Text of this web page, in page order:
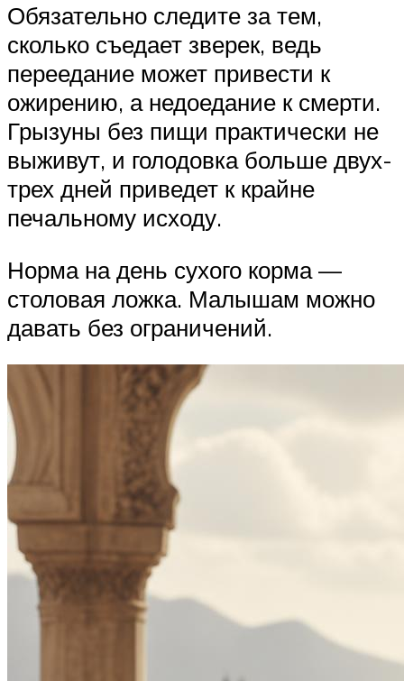
Обязательно следите за тем,
сколько съедает зверек, ведь
переедание может привести к
ожирению, а недоедание к смерти.
Грызуны без пищи практически не
выживут, и голодовка больше двух-
трех дней приведет к крайне
печальному исходу.
Норма на день сухого корма —
столовая ложка. Малышам можно
давать без ограничений.